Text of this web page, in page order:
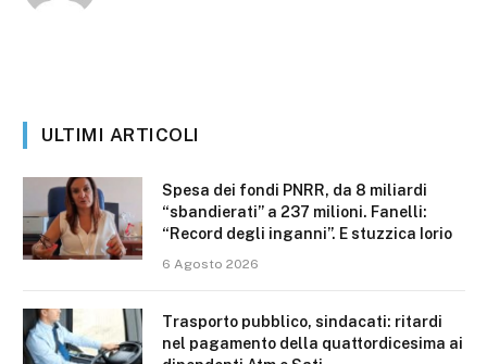
ULTIMI ARTICOLI
Spesa dei fondi PNRR, da 8 miliardi
“sbandierati” a 237 milioni. Fanelli:
“Record degli inganni”. E stuzzica Iorio
6 Agosto 2026
Trasporto pubblico, sindacati: ritardi
nel pagamento della quattordicesima ai